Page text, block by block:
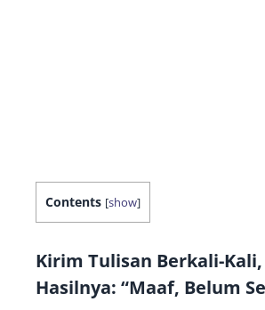
Contents [show]
Kirim Tulisan Berkali-
Hasilnya: “Maaf, Belum